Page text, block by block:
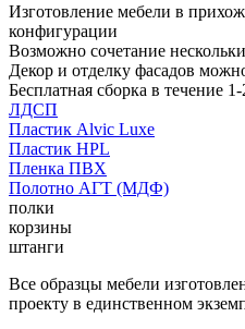
Изготовление мебели в
конфигурации
Возможно сочетание
Декор и отделку фасадов
Бесплатная сборка в течение
ЛДСП
Пластик Alvic Luxe
Пластик HPL
Пленка ПВХ
Полотно АГТ (МДФ)
полки
корзины
штанги
Все образцы мебели
проекту в единственном